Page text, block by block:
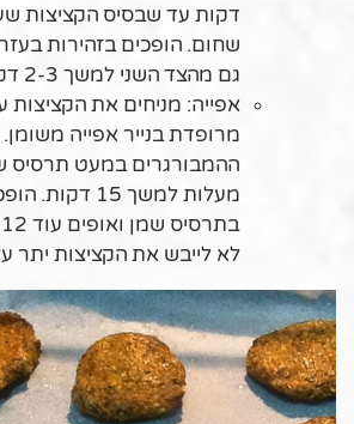
דקות עד שבסיס הקציצות
שחום. הופכים בזהירות
גם מהצד השני למשך 2-3 דקות.
אפייה: מניחים את הקציצות
מרופדת בנייר אפייה
מעלות למשך 15
לא לייבש את הקציצות יתר